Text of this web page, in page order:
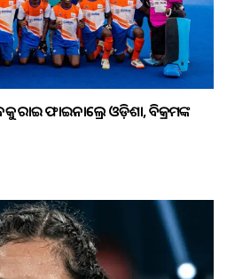
ହରାଇ ଫାଇନାଲ୍ରେ ଓଡ଼ିଶା, ବିକ୍ରମଙ୍କ